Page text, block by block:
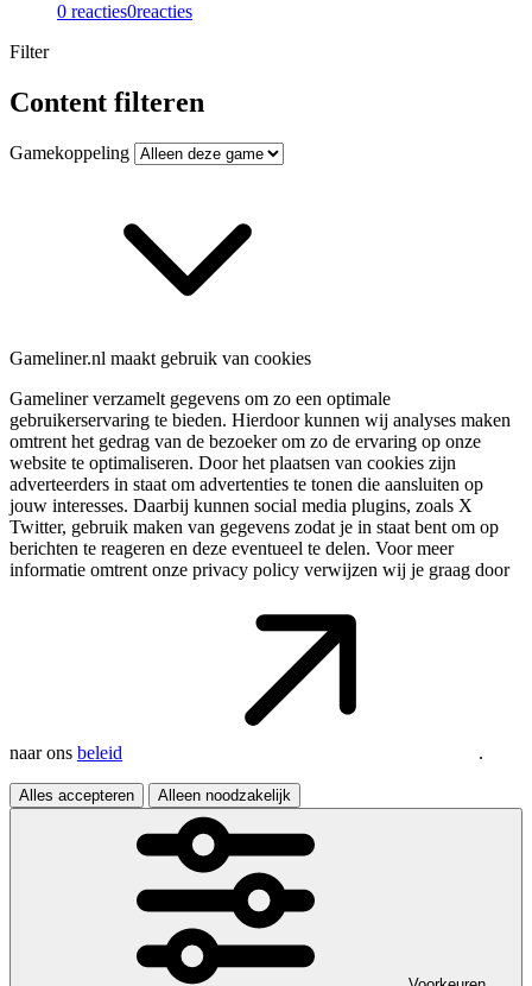
0 reacties0reacties
Filter
Content filteren
Gamekoppeling
Gameliner.nl maakt gebruik van cookies
Gameliner verzamelt gegevens om zo een optimale
gebruikerservaring te bieden. Hierdoor kunnen wij analyses maken
omtrent het gedrag van de bezoeker om zo de ervaring op onze
website te optimaliseren. Door het plaatsen van cookies zijn
adverteerders in staat om advertenties te tonen die aansluiten op
jouw interesses. Daarbij kunnen social media plugins, zoals X
Twitter, gebruik maken van gegevens zodat je in staat bent om op
berichten te reageren en deze eventueel te delen. Voor meer
informatie omtrent onze privacy policy verwijzen wij je graag door
naar ons beleid .
Alles accepteren Alleen noodzakelijk